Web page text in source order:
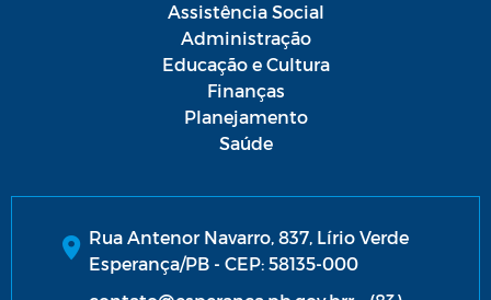
Assistência Social
Administração
Educação e Cultura
Finanças
Planejamento
Saúde
Rua Antenor Navarro, 837, Lírio Verde
Esperança/PB - CEP: 58135-000